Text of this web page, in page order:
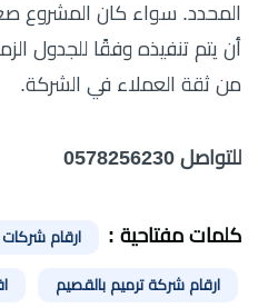
المحدد. سواء كان المشروع
أن يتم تنفيذه وفقًا للجدول
من ثقة العملاء في الشركة.
للتواصل 0578256230
كلمات مفتاحية : ارقام شركات
ارقام شركة ترميم بالقصيم